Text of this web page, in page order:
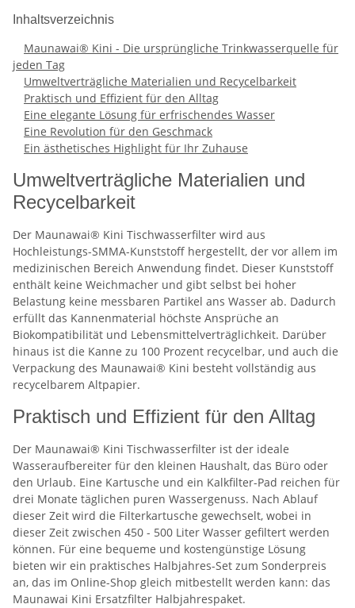
Inhaltsverzeichnis
Maunawai® Kini - Die ursprüngliche Trinkwasserquelle für
jeden Tag
Umweltverträgliche Materialien und Recycelbarkeit
Praktisch und Effizient für den Alltag
Eine elegante Lösung für erfrischendes Wasser
Eine Revolution für den Geschmack
Ein ästhetisches Highlight für Ihr Zuhause
Umweltverträgliche Materialien und
Recycelbarkeit
Der Maunawai® Kini Tischwasserfilter wird aus
Hochleistungs-SMMA-Kunststoff hergestellt, der vor allem im
medizinischen Bereich Anwendung findet. Dieser Kunststoff
enthält keine Weichmacher und gibt selbst bei hoher
Belastung keine messbaren Partikel ans Wasser ab. Dadurch
erfüllt das Kannenmaterial höchste Ansprüche an
Biokompatibilität und Lebensmittelverträglichkeit. Darüber
hinaus ist die Kanne zu 100 Prozent recycelbar, und auch die
Verpackung des Maunawai® Kini besteht vollständig aus
recycelbarem Altpapier.
Praktisch und Effizient für den Alltag
Der Maunawai® Kini Tischwasserfilter ist der ideale
Wasseraufbereiter für den kleinen Haushalt, das Büro oder
den Urlaub. Eine Kartusche und ein Kalkfilter-Pad reichen für
drei Monate täglichen puren Wassergenuss. Nach Ablauf
dieser Zeit wird die Filterkartusche gewechselt, wobei in
dieser Zeit zwischen 450 - 500 Liter Wasser gefiltert werden
können. Für eine bequeme und kostengünstige Lösung
bieten wir ein praktisches Halbjahres-Set zum Sonderpreis
an, das im Online-Shop gleich mitbestellt werden kann: das
Maunawai Kini Ersatzfilter Halbjahrespaket.